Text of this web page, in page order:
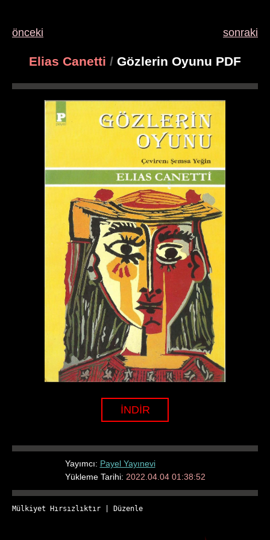
önceki sonraki
Elias Canetti / Gözlerin Oyunu PDF
İNDİR
Yayımcı: Payel Yayınevi
Yükleme Tarihi: 2022.04.04 01:38:52
Mülkiyet Hırsızlıktır Düzenle